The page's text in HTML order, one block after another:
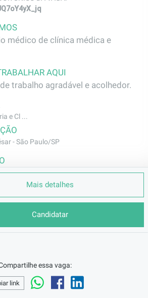
médico de clínica médica e
AQUI
trabalho agradável e acolhedor.
e Cl ...
- São Paulo/SP
até R$1200,00
Candidatar
Mais detalhes
essa vaga:
link